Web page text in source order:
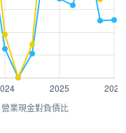
營業現金對負債比